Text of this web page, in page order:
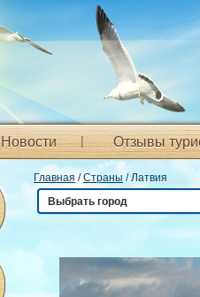
Новости Отзывы
Главная /Страны / Латвия
Выбрать город